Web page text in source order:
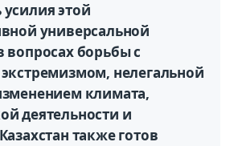
этой
универсальной
вопросах борьбы с
нелегальной
климата,
деятельности и
также готов